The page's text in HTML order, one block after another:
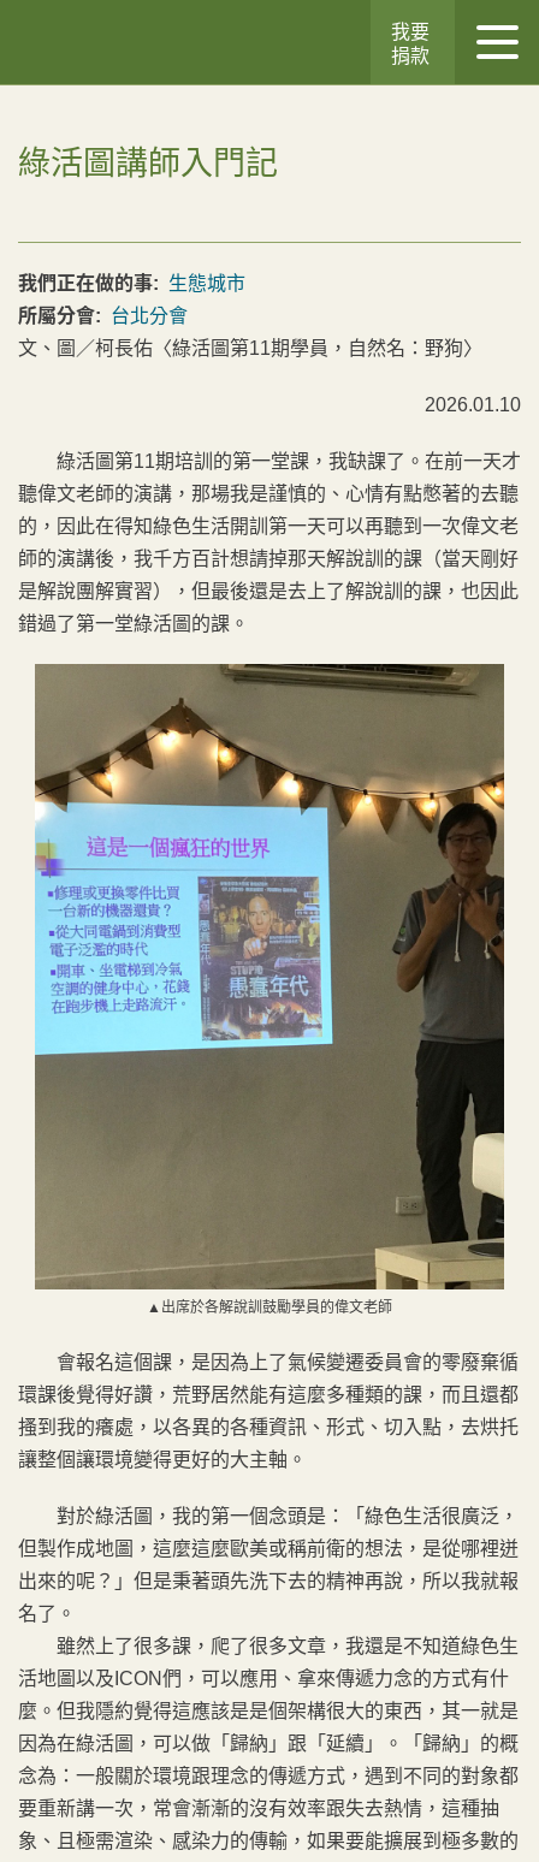
我要
捐款
綠活圖講師入門記
我們正在做的事: 生態城市
所屬分會: 台北分會
文、圖／柯長佑〈綠活圖第11期學員，自然名：野狗〉
2026.01.10
綠活圖第11期培訓的第一堂課，我缺課了。在前一天才
聽偉文老師的演講，那場我是謹慎的、心情有點憋著的去聽
的，因此在得知綠色生活開訓第一天可以再聽到一次偉文老
師的演講後，我千方百計想請掉那天解說訓的課（當天剛好
是解說團解實習），但最後還是去上了解說訓的課，也因此
錯過了第一堂綠活圖的課。
▲出席於各解說訓鼓勵學員的偉文老師
會報名這個課，是因為上了氣候變遷委員會的零廢棄循
環課後覺得好讚，荒野居然能有這麼多種類的課，而且還都
搔到我的癢處，以各異的各種資訊、形式、切入點，去烘托
讓整個讓環境變得更好的大主軸。
對於綠活圖，我的第一個念頭是：「綠色生活很廣泛，
但製作成地圖，這麼這麼歐美或稱前衛的想法，是從哪裡迸
出來的呢？」但是秉著頭先洗下去的精神再說，所以我就報
名了。
雖然上了很多課，爬了很多文章，我還是不知道綠色生
活地圖以及ICON們，可以應用、拿來傳遞力念的方式有什
麼。但我隱約覺得這應該是是個架構很大的東西，其一就是
因為在綠活圖，可以做「歸納」跟「延續」。「歸納」的概
念為：一般關於環境跟理念的傳遞方式，遇到不同的對象都
要重新講一次，常會漸漸的沒有效率跟失去熱情，這種抽
象、且極需渲染、感染力的傳輸，如果要能擴展到極多數的